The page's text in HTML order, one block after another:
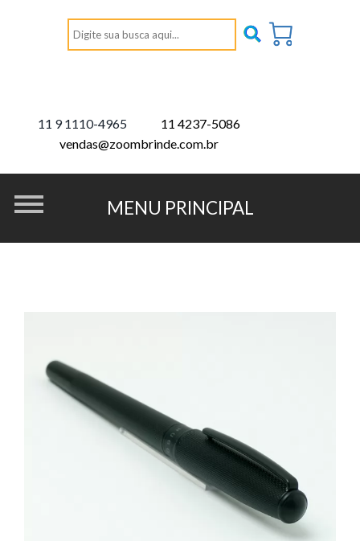
11 9 1110-4965
11 4237-5086
vendas@zoombrinde.com.br